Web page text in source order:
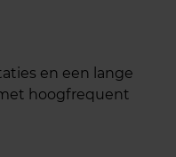
en een lange
hoogfrequent